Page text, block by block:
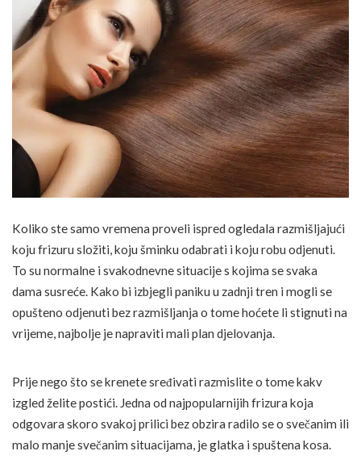
Koliko ste samo vremena proveli ispred ogledala razmišljajući
koju frizuru složiti, koju šminku odabrati i koju robu odjenuti.
To su normalne i svakodnevne situacije s kojima se svaka
dama susreće. Kako bi izbjegli paniku u zadnji tren i mogli se
opušteno odjenuti bez razmišljanja o tome hoćete li stignuti na
vrijeme, najbolje je napraviti mali plan djelovanja.
Prije nego što se krenete sređivati razmislite o tome kakv
izgled želite postići. Jedna od najpopularnijih frizura koja
odgovara skoro svakoj prilici bez obzira radilo se o svečanim ili
malo manje svečanim situacijama, je glatka i spuštena kosa.